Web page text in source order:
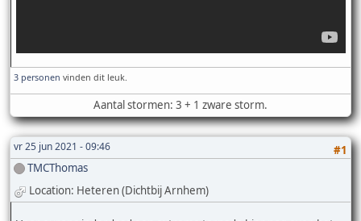
3 personen vinden dit leuk.
Aantal stormen: 3 + 1 zware storm.
vr 25 jun 2021 - 09:46
#1
TMCThomas
Location: Heteren (Dichtbij Arnhem)